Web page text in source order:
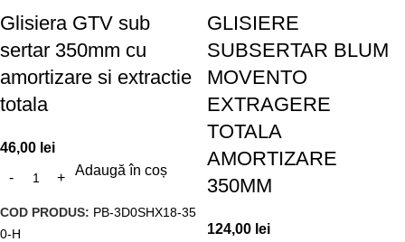
Glisiera GTV sub
sertar 350mm cu
amortizare si extractie
totala
46,00 lei
Adaugă în coș
COD PRODUS: PB-3D0SHX18-35
0-H
GLISIERE
SUBSERTAR BLUM
MOVENTO
EXTRAGERE
TOTALA
AMORTIZARE
350MM
124,00 lei